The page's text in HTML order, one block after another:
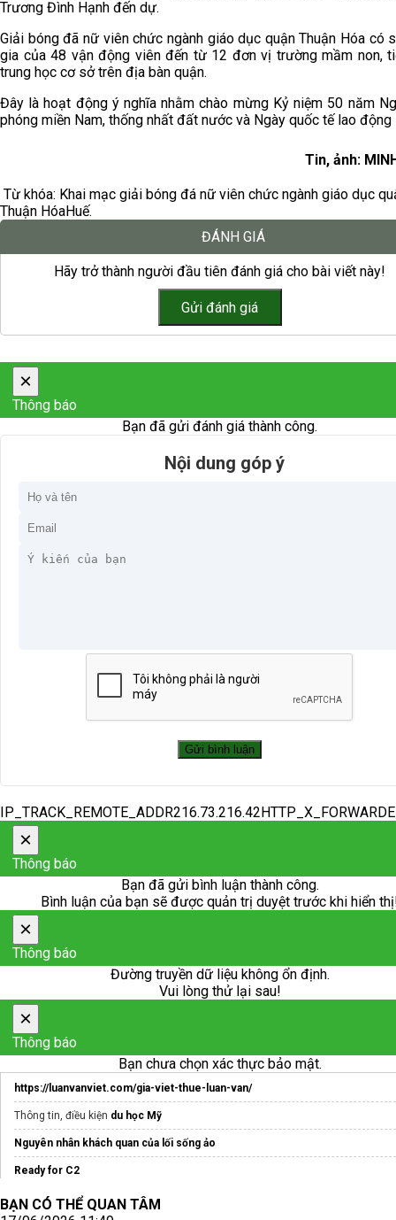
Trương Đình Hạnh đến dự.
Giải bóng đã nữ viên chức ngành giáo dục quận Thuận Hóa có
gia của 48 vận động viên đến từ 12 đơn vị trường mầm non,
trung học cơ sở trên địa bàn quận.
Đây là hoạt động ý nghĩa nhằm chào mừng Kỷ niệm 50 năm
phóng miền Nam, thống nhất đất nước và Ngày quốc tế lao
Tin, ảnh:
Từ khóa: Khai mạc giải bóng đá nữ viên chức ngành giáo dục
Thuận HóaHuế.
ĐÁNH GIÁ
Hãy trở thành người đầu tiên đánh giá cho bài viết này!
×
Thông báo
Bạn đã gửi đánh giá thành công.
Nội dung góp ý
×
Thông báo
Bạn đã gửi bình luận thành công.
Bình luận của bạn sẽ được quản trị duyệt trước khi hiển
×
Thông báo
Đường truyền dữ liệu không ổn định.
Vui lòng thử lại sau!
×
Thông báo
Bạn chưa chọn xác thực bảo mật.
https://luanvanviet.com/gia-viet-thue-luan-van/
Thông tin, điều kiện du học Mỹ
Nguyên nhân khách quan của lối sống ảo
Ready for C2
lớp ôn thi công chức hải quanTPHCM
BẠN CÓ THỂ QUAN TÂM